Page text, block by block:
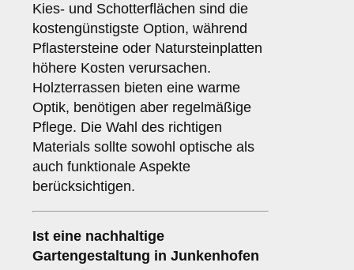
Kies- und Schotterflächen sind die
kostengünstigste Option, während
Pflastersteine oder Natursteinplatten
höhere Kosten verursachen.
Holzterrassen bieten eine warme
Optik, benötigen aber regelmäßige
Pflege. Die Wahl des richtigen
Materials sollte sowohl optische als
auch funktionale Aspekte
berücksichtigen.
Ist eine nachhaltige
Gartengestaltung in Junkenhofen